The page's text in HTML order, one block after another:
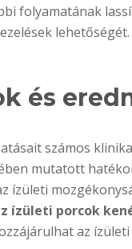
folyamatának
lehetőségét.
és
számos
mutatott
ízületi
ízületi porcok
az